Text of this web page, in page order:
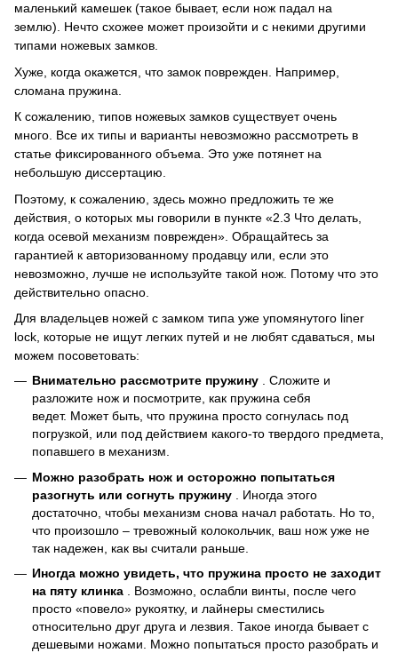
маленький камешек (такое бывает, если нож падал на
землю). Нечто схожее может произойти и с некими другими
типами ножевых замков.
Хуже, когда окажется, что замок поврежден. Например,
сломана пружина.
К сожалению, типов ножевых замков существует очень
много. Все их типы и варианты невозможно рассмотреть в
статье фиксированного объема. Это уже потянет на
небольшую диссертацию.
Поэтому, к сожалению, здесь можно предложить те же
действия, о которых мы говорили в пункте «2.3 Что делать,
когда осевой механизм поврежден». Обращайтесь за
гарантией к авторизованному продавцу или, если это
невозможно, лучше не используйте такой нож. Потому что это
действительно опасно.
Для владельцев ножей с замком типа уже упомянутого liner
lock, которые не ищут легких путей и не любят сдаваться, мы
можем посоветовать:
Внимательно рассмотрите пружину . Сложите и
разложите нож и посмотрите, как пружина себя
ведет. Может быть, что пружина просто согнулась под
погрузкой, или под действием какого-то твердого предмета,
попавшего в механизм.
Можно разобрать нож и осторожно попытаться
разогнуть или согнуть пружину
Иногда этого
достаточно, чтобы механизм снова начал работать. Но то,
что произошло – тревожный колокольчик, ваш нож уже не
так надежен, как вы считали раньше.
Иногда можно увидеть, что пружина просто не заходит
на пяту клинка
Возможно, ослабли винты, после чего
просто «повело» рукоятку, и лайнеры сместились
относительно друг друга и лезвия. Такое иногда бывает с
дешевыми ножами. Можно попытаться просто разобрать и